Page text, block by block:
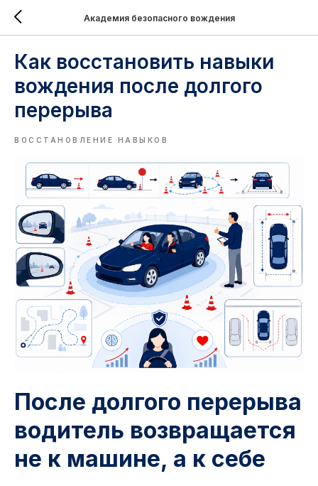
Академия безопасного вождения
Как восстановить навыки
вождения после долгого
перерыва
ВОССТАНОВЛЕНИЕ НАВЫКОВ
После долгого перерыва
водитель возвращается
не к машине, а к себе